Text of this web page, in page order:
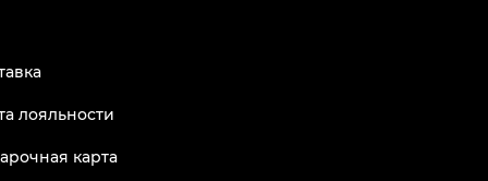
лояльности
карта